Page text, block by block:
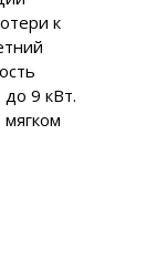
к
9 кВт.
мягком